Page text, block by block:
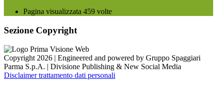
Pagina visualizzata 459 volte
Sezione Copyright
Copyright 2026 | Engineered and powered by Gruppo Spaggiari
Parma S.p.A. | Divisione Publishing & New Social Media
Disclaimer trattamento dati personali